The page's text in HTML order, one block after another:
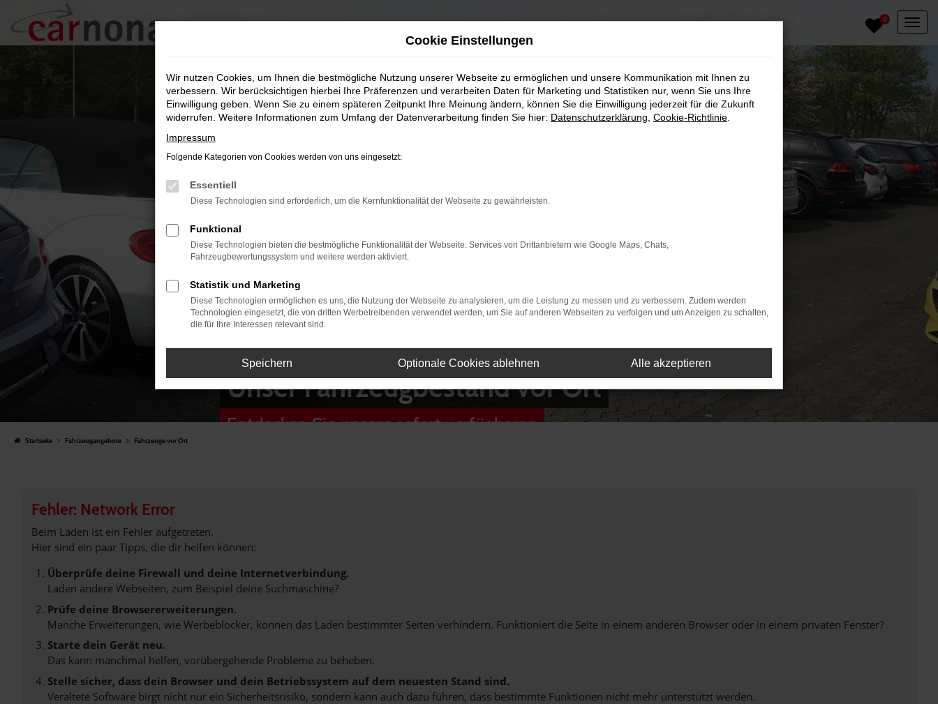
Zum
Hauptinhalt
springen
0
Unser Fahrzeugbestand vor Ort
Entdecken Sie unsere sofort verfügbaren
Startseite Fahrzeugangebote Fahrzeuge vor Ort
Fehler: Network Error
Beim Laden ist ein Fehler aufgetreten.
Hier sind ein paar Tipps, die dir helfen können:
Überprüfe deine Firewall und deine Internetverbindung.
Laden andere Webseiten, zum Beispiel deine Suchmaschine?
Prüfe deine Browsererweiterungen.
Manche Erweiterungen, wie Werbeblocker, können das Laden bestimmter Seiten verhindern. Funktioniert die Seite in einem anderen Browser oder in einem privaten Fenster?
Starte dein Gerät neu.
Das kann manchmal helfen, vorübergehende Probleme zu beheben.
Stelle sicher, dass dein Browser und dein Betriebssystem auf dem neuesten Stand sind.
Veraltete Software birgt nicht nur ein Sicherheitsrisiko, sondern kann auch dazu führen, dass bestimmte Funktionen nicht mehr unterstützt werden.
Cookie Einstellungen
Wir nutzen Cookies, um Ihnen die bestmögliche Nutzung unserer Webseite zu ermöglichen und unsere Kommunikation mit Ihnen zu
verbessern. Wir berücksichtigen hierbei Ihre Präferenzen und verarbeiten Daten für Marketing und Statistiken nur, wenn Sie uns Ihre
Einwilligung geben. Wenn Sie zu einem späteren Zeitpunkt Ihre Meinung ändern, können Sie die Einwilligung jederzeit für die Zukunft
widerrufen. Weitere Informationen zum Umfang der Datenverarbeitung finden Sie hier: Datenschutzerklärung Cookie-Richtlinie
Impressum
Folgende Kategorien von Cookies werden von uns eingesetzt:
Essentiell
Diese Technologien sind erforderlich, um die Kernfunktionalität der Webseite zu gewährleisten.
Funktional
Diese Technologien bieten die bestmögliche Funktionalität der Webseite. Services von Drittanbietern wie Google Maps, Chats,
Fahrzeugbewertungssystem und weitere werden aktiviert.
Statistik und Marketing
Diese Technologien ermöglichen es uns, die Nutzung der Webseite zu analysieren, um die Leistung zu messen und zu verbessern. Zudem werden
Technologien eingesetzt, die von dritten Werbetreibenden verwendet werden, um Sie auf anderen Webseiten zu verfolgen und um Anzeigen zu schalten,
die für Ihre Interessen relevant sind.
Speichern Optionale Cookies ablehnen Alle akzeptieren